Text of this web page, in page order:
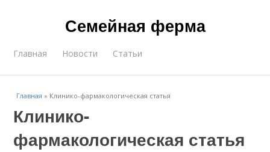
Семейная ферма
Главная Новости Статьи
Главная » Клинико-фармакологическая статья
Клинико-
фармакологическая статья